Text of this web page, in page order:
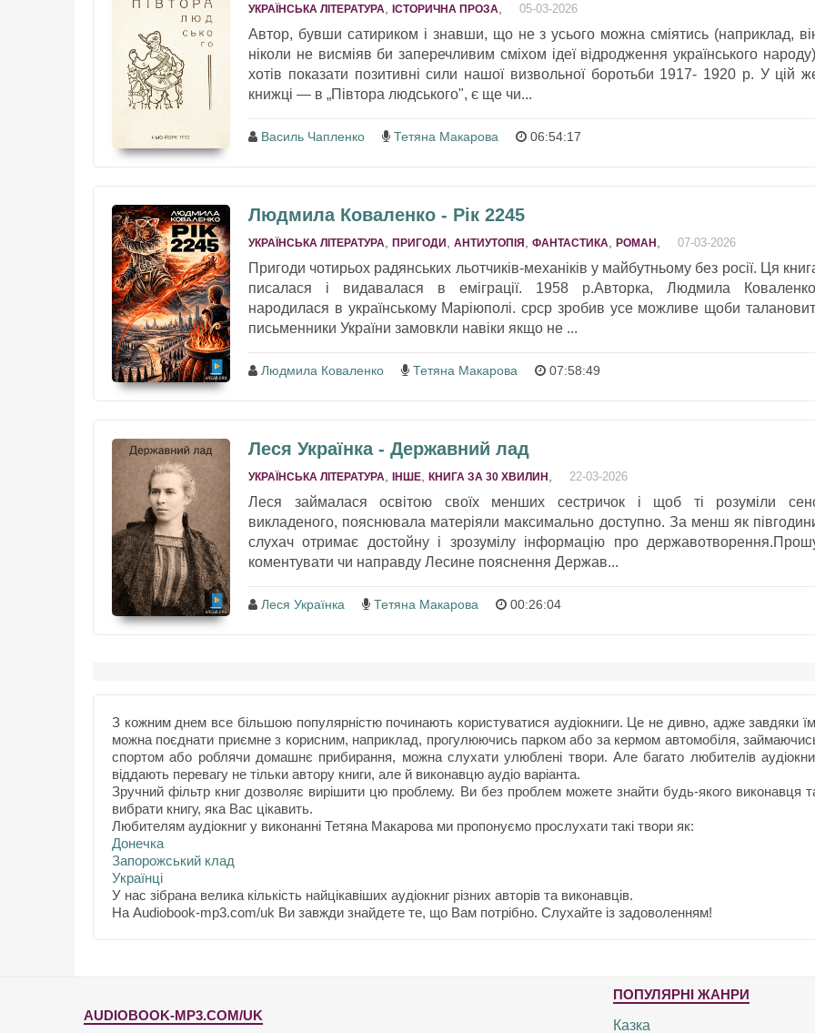
УКРАЇНСЬКА ЛІТЕРАТУРА ІСТОРИЧНА ПРОЗА 05-03-2026
Автор, бувши сатириком і знавши, що не з усього можна сміятись (наприклад,
ніколи не висміяв би заперечливим сміхом ідеї відродження українського
хотів показати позитивні сили нашої визвольної боротьби 1917- 1920 р. У цій
книжці — в „Півтора людського", є ще чи...
Василь Чапленко Тетяна Макарова 06:54:17
Людмила Коваленко - Рік 2245
УКРАЇНСЬКА ЛІТЕРАТУРА ПРИГОДИ АНТИУТОПІЯ ФАНТАСТИКА РОМАН 07-03-2026
Пригоди чотирьох радянських льотчиків-механіків у майбутньому без росії. Ця
писалася і видавалася в еміграції. 1958 р.Авторка, Людмила
народилася в українському Маріюполі. срср зробив усе можливе щоби
письменники України замовкли навіки якщо не ...
Людмила Коваленко Тетяна Макарова 07:58:49
Леся Українка - Державний лад
УКРАЇНСЬКА ЛІТЕРАТУРА ІНШЕ КНИГА ЗА 30 ХВИЛИН 22-03-2026
Леся займалася освітою своїх менших сестричок і щоб ті розуміли
викладеного, пояснювала матеріяли максимально доступно. За менш як
слухач отримає достойну і зрозумілу інформацію про
коментувати чи направду Лесине пояснення Держав...
Леся Українка Тетяна Макарова 00:26:04
З кожним днем все більшою популярністю починають користуватися аудіокниги. Це не дивно, адже завдяки
можна поєднати приємне з корисним, наприклад, прогулюючись парком або за кермом автомобіля,
спортом або роблячи домашнє прибирання, можна слухати улюблені твори. Але багато любителів
віддають перевагу не тільки автору книги, але й виконавцю аудіо варіанта.
Зручний фільтр книг дозволяє вирішити цю проблему. Ви без проблем можете знайти будь-якого виконавця
вибрати книгу, яка Вас цікавить.
Любителям аудіокниг у виконанні Тетяна Макарова ми пропонуємо прослухати такі твори як:
Донечка
Запорожський клад
Українці
У нас зібрана велика кількість найцікавіших аудіокниг різних авторів та виконавців.
На Audiobook-mp3.com/uk Ви завжди знайдете те, що Вам потрібно. Слухайте із задоволенням!
AUDIOBOOK-MP3.COM/UK
ПОПУЛЯРНІ ЖАНРИ
Казка